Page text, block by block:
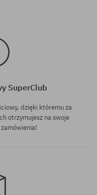
SuperClub
dzięki któremu za
otrzymujesz na swoje